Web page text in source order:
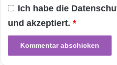
Ich habe die
und akzeptiert. *